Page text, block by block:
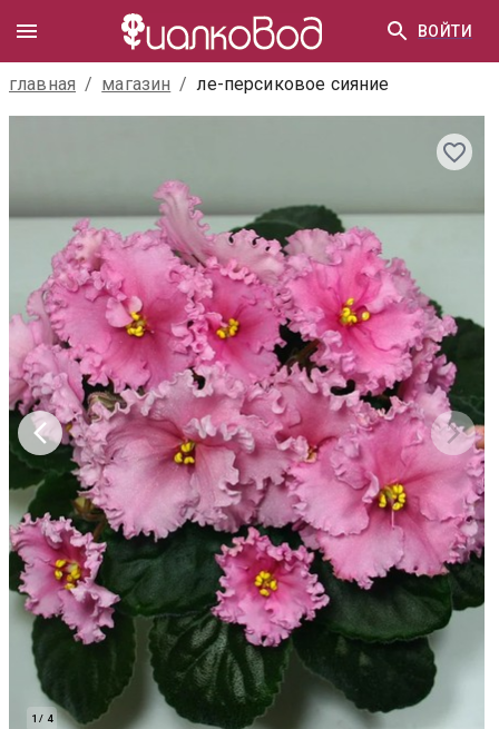
ВОЙТИ
главная / магазин / ле-персиковое сияние
1 / 4